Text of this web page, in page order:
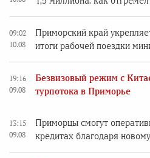
09:02
10.08
Приморский край
итоги рабочей поездки
19:16
09.08
Безвизовый режим с
турпотока в Приморье
13:15
09.08
Приморцы смогут
кредитах благодаря